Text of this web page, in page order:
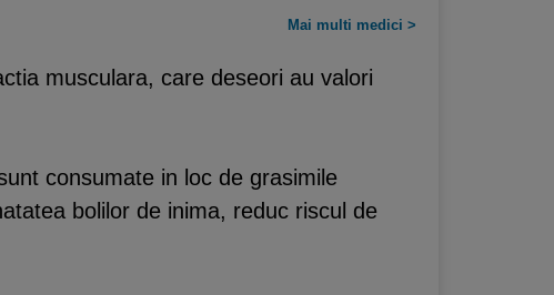
Mai multi medici >
musculara, care deseori au valori
consumate in loc de grasimile
bolilor de inima, reduc riscul de